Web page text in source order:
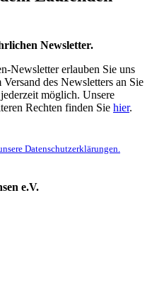
Newsletter.
Newsletter erlauben Sie uns
des Newsletters an Sie
möglich. Unsere
Rechten finden Sie hier.
Datenschutzerklärungen.
e.V.